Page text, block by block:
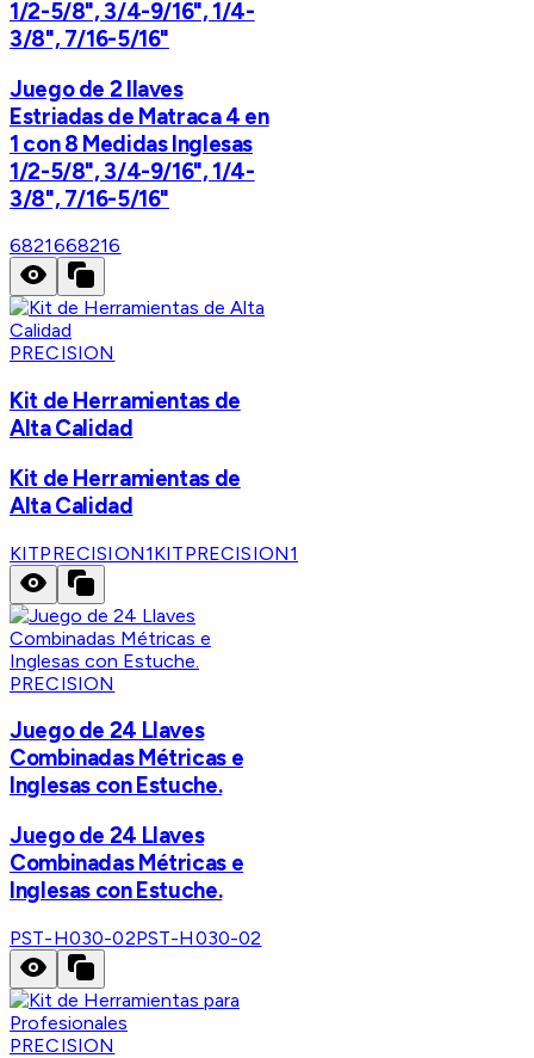
1/2-5/8", 3/4-9/16", 1/4-
3/8", 7/16-5/16"
Juego de 2 llaves
Estriadas de Matraca 4 en
1 con 8 Medidas Inglesas
1/2-5/8", 3/4-9/16", 1/4-
3/8", 7/16-5/16"
6821668216
PRECISION
Kit de Herramientas de
Alta Calidad
Kit de Herramientas de
Alta Calidad
KITPRECISION1KITPRECISION1
PRECISION
Juego de 24 Llaves
Combinadas Métricas e
Inglesas con Estuche.
Juego de 24 Llaves
Combinadas Métricas e
Inglesas con Estuche.
PST-H030-02PST-H030-02
PRECISION